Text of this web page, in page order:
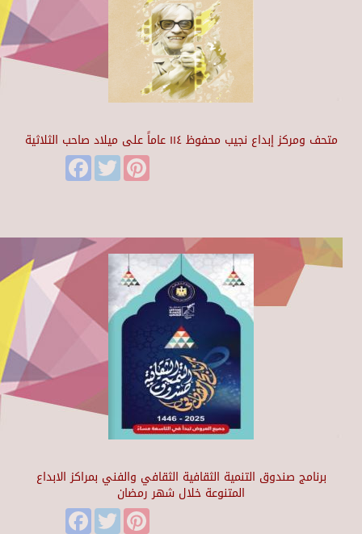
متحف ومركز إبداع نجيب محفوظ ١١٤ عاماً على ميلاد صاحب الثلاثية
FacebookTwitter
برنامج صندوق التنمية الثقافية الثقافي والفني بمراكز الابداع
المتنوعة خلال شهر رمضان
FacebookTwitter